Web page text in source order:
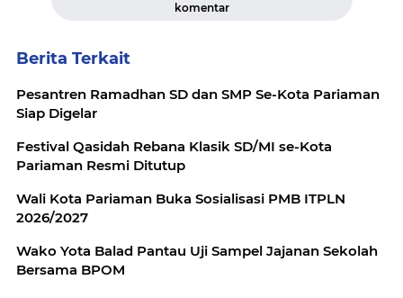
komentar
Berita Terkait
Pesantren Ramadhan SD dan SMP Se-Kota Pariaman
Siap Digelar
Festival Qasidah Rebana Klasik SD/MI se-Kota
Pariaman Resmi Ditutup
Wali Kota Pariaman Buka Sosialisasi PMB ITPLN
2026/2027
Wako Yota Balad Pantau Uji Sampel Jajanan Sekolah
Bersama BPOM